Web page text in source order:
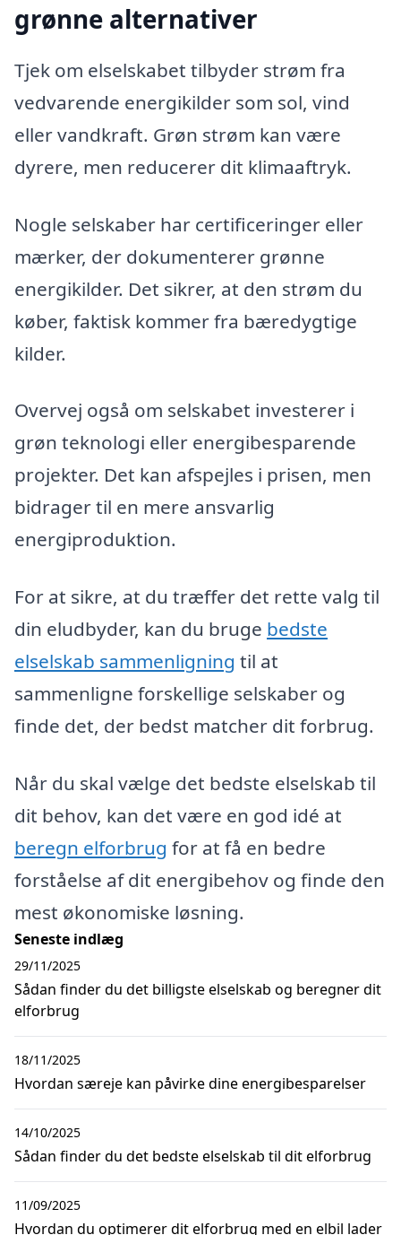
grønne alternativer
Tjek om elselskabet tilbyder strøm fra
vedvarende energikilder som sol, vind
eller vandkraft. Grøn strøm kan være
dyrere, men reducerer dit klimaaftryk.
Nogle selskaber har certificeringer eller
mærker, der dokumenterer grønne
energikilder. Det sikrer, at den strøm du
køber, faktisk kommer fra bæredygtige
kilder.
Overvej også om selskabet investerer i
grøn teknologi eller energibesparende
projekter. Det kan afspejles i prisen, men
bidrager til en mere ansvarlig
energiproduktion.
For at sikre, at du træffer det rette valg til
din eludbyder, kan du bruge bedste
elselskab sammenligning til at
sammenligne forskellige selskaber og
finde det, der bedst matcher dit forbrug.
Når du skal vælge det bedste elselskab til
dit behov, kan det være en god idé at
beregn elforbrug for at få en bedre
forståelse af dit energibehov og finde den
mest økonomiske løsning.
Seneste indlæg
Sådan finder du det billigste elselskab og beregner dit
elforbrug
29/11/2025
Hvordan særeje kan påvirke dine energibesparelser
18/11/2025
Sådan finder du det bedste elselskab til dit elforbrug
14/10/2025
Hvordan du optimerer dit elforbrug med en elbil lader
11/09/2025